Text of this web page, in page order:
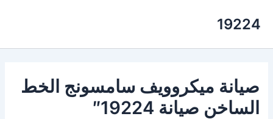
19224
صيانة ميكروويف سامسونج الخط
الساخن صيانة 19224″